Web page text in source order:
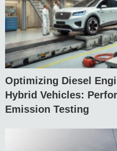
Optimizing Diesel
Hybrid Vehicles:
Emission Testing